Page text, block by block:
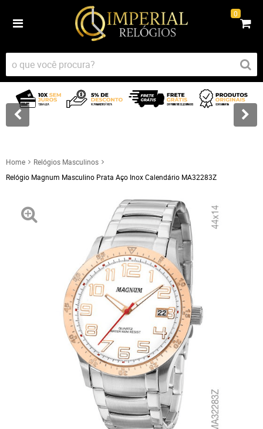
0
Home
Relógios Masculinos
Relógio Magnum Masculino Prata Aço Inox Calendário MA32283Z